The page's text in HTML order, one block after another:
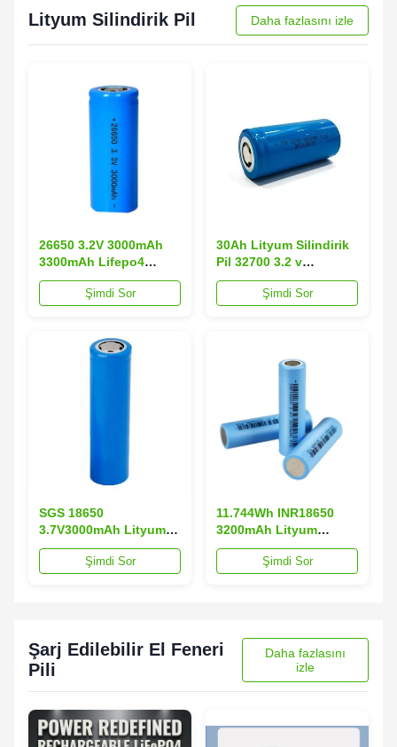
Lityum Silindirik Pil Daha fazlasını izle
26650 3.2V 3000mAh
3300mAh Lifepo4
Elektrikli Aletler için
Lityum Silindirik Pil
Şimdi Sor
30Ah Lityum Silindirik
Pil 32700 3.2 v
6000mah lifepo4 pil
Şimdi Sor
SGS 18650
3.7V3000mAh Lityum
Silindirik Pil Elektrikli
Scooter Lityum Pil
Şimdi Sor
11.744Wh INR18650
3200mAh Lityum
Silindirik Pil Derin
Döngü Hücresi
Şimdi Sor
Şarj Edilebilir El Feneri
Pili
Daha fazlasını
izle